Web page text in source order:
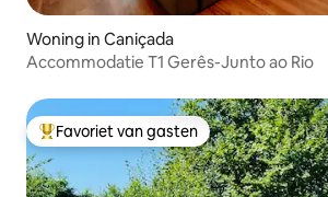
Woning in Caniçada
Accommodatie T1 Gerês-Junto ao Rio
Topfavoriet van gasten
Favoriet van gasten